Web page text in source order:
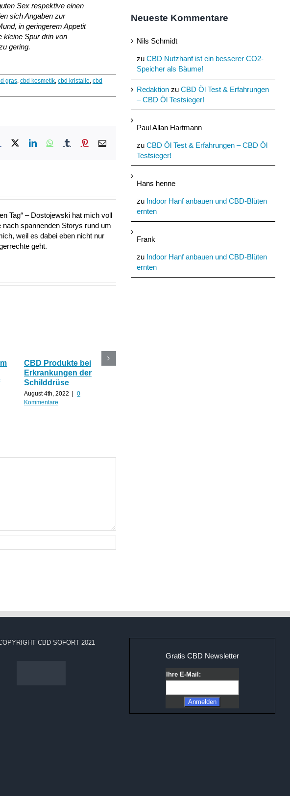
Sex respektive einen
sich Angaben zur
in geringerem Appetit
kleine Spur drin von
gering.
gras, cbd kosmetik, cbd kristalle, cbd
Facebook
X LinkedInWhatsApp
TumblrPinterest
E-
Tag“ – Dostojewski hat mich voll
spannenden Storys rund um
weil es dabei eben nicht nur
geht.
CBD Produkte bei
Erkrankungen der
Schilddrüse
August 4th, 2022 |
0
Kommentare
Neueste Kommentare
Nils Schmidt
zu CBD Nutzhanf ist ein besserer CO2-
Speicher als Bäume!
Redaktion zu CBD Öl Test & Erfahrungen
– CBD Öl Testsieger!
Paul Allan Hartmann
zu CBD Öl Test & Erfahrungen – CBD Öl
Testsieger!
Hans henne
zu Indoor Hanf anbauen und CBD-Blüten
ernten
Frank
zu Indoor Hanf anbauen und CBD-Blüten
ernten
CBD SOFORT 2021
Gratis CBD Newsletter
Ihre E-Mail: